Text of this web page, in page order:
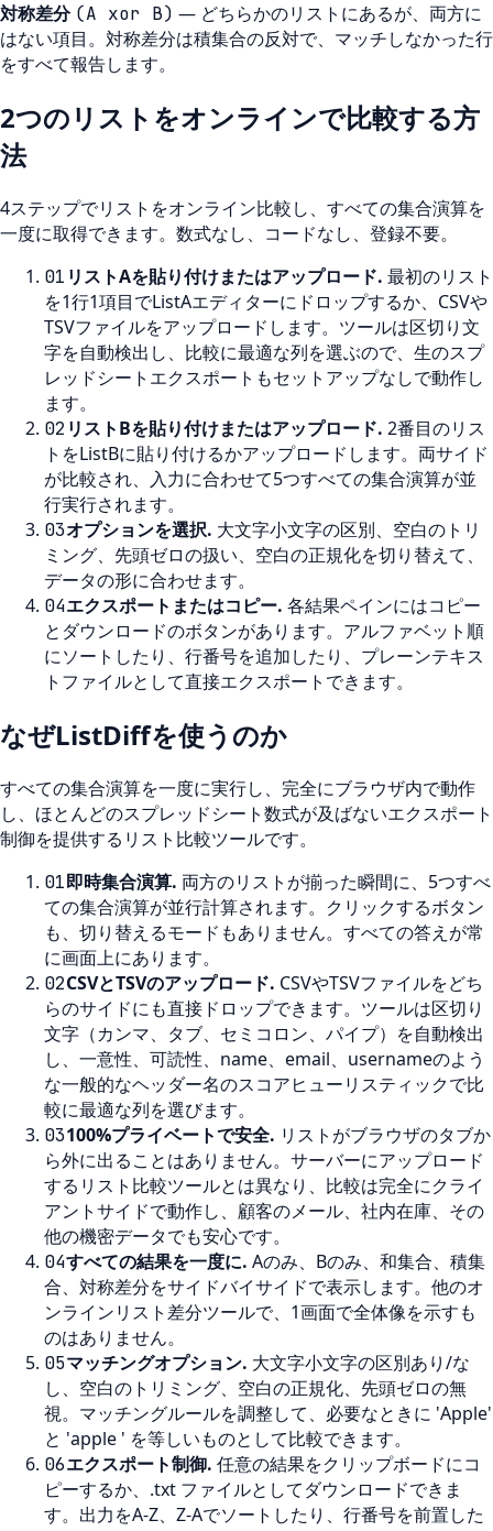
対称差分 (A xor B) — どちらかのリストにあるが、両方に
はない項目。対称差分は積集合の反対で、マッチしなかった行
をすべて報告します。
2つのリストをオンラインで比較する方
法
4ステップでリストをオンライン比較し、すべての集合演算を
一度に取得できます。数式なし、コードなし、登録不要。
01 リストAを貼り付けまたはアップロード. 最初のリスト
を1行1項目でListAエディターにドロップするか、CSVや
TSVファイルをアップロードします。ツールは区切り文
字を自動検出し、比較に最適な列を選ぶので、生のスプ
レッドシートエクスポートもセットアップなしで動作し
ます。
02 リストBを貼り付けまたはアップロード. 2番目のリス
トをListBに貼り付けるかアップロードします。両サイド
が比較され、入力に合わせて5つすべての集合演算が並
行実行されます。
03オプションを選択. 大文字小文字の区別、空白のトリ
ミング、先頭ゼロの扱い、空白の正規化を切り替えて、
データの形に合わせます。
04エクスポートまたはコピー. 各結果ペインにはコピー
とダウンロードのボタンがあります。アルファベット順
にソートしたり、行番号を追加したり、プレーンテキス
トファイルとして直接エクスポートできます。
なぜListDiffを使うのか
すべての集合演算を一度に実行し、完全にブラウザ内で動作
し、ほとんどのスプレッドシート数式が及ばないエクスポート
制御を提供するリスト比較ツールです。
01即時集合演算. 両方のリストが揃った瞬間に、5つすべ
ての集合演算が並行計算されます。クリックするボタン
も、切り替えるモードもありません。すべての答えが常
に画面上にあります。
02CSVとTSVのアップロード. CSVやTSVファイルをどち
らのサイドにも直接ドロップできます。ツールは区切り
文字（カンマ、タブ、セミコロン、パイプ）を自動検出
し、一意性、可読性、name、email、usernameのよう
な一般的なヘッダー名のスコアヒューリスティックで比
較に最適な列を選びます。
03100%プライベートで安全. リストがブラウザのタブか
ら外に出ることはありません。サーバーにアップロード
するリスト比較ツールとは異なり、比較は完全にクライ
アントサイドで動作し、顧客のメール、社内在庫、その
他の機密データでも安心です。
04すべての結果を一度に. Aのみ、Bのみ、和集合、積集
合、対称差分をサイドバイサイドで表示します。他のオ
ンラインリスト差分ツールで、1画面で全体像を示すも
のはありません。
05マッチングオプション. 大文字小文字の区別あり/な
し、空白のトリミング、空白の正規化、先頭ゼロの無
視。マッチングルールを調整して、必要なときに 'Apple'
と 'apple ' を等しいものとして比較できます。
06エクスポート制御. 任意の結果をクリップボードにコ
ピーするか、.txt ファイルとしてダウンロードできま
す。出力をA-Z、Z-Aでソートしたり、行番号を前置した